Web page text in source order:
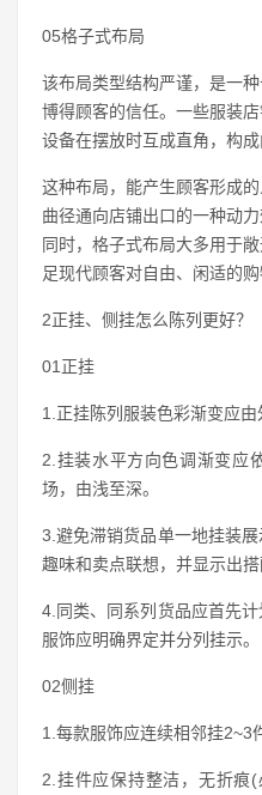
05格子式布局
该布局类型结构严谨，是一
博得顾客的信任。一些服装
设备在摆放时互成直角，构成
这种布局，能产生顾客形成
曲径通向店铺出口的一种动
同时，格子式布局大多用于
足现代顾客对自由、闲适的购
2正挂、侧挂怎么陈列更好？
01正挂
1.正挂陈列服装色彩渐变应由
2.挂装水平方向色调渐变应
场，由浅至深。
3.避免滞销货品单一地挂装
趣味和卖点联想，并显示出搭
4.同类、同系列货品应首先
服饰应明确界定并分列挂示。
02侧挂
1.每款服饰应连续相邻挂2~3
2.挂件应保持整洁，无折痕